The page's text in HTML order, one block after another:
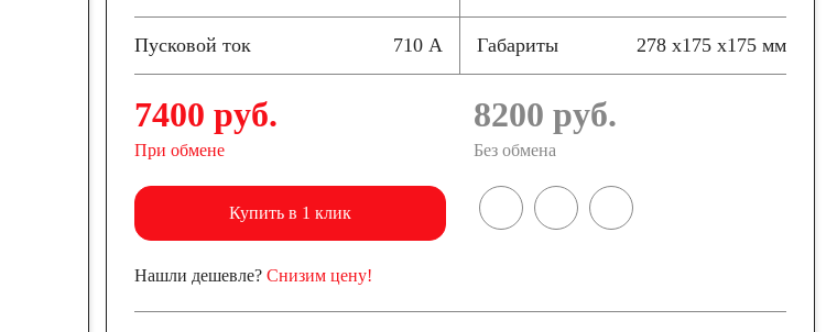
Пусковой ток 710 А Габариты 278 x175 x175 мм
7400 руб.
При обмене
8200 руб.
Без обмена
Купить в 1 клик
Нашли дешевле? Снизим цену!